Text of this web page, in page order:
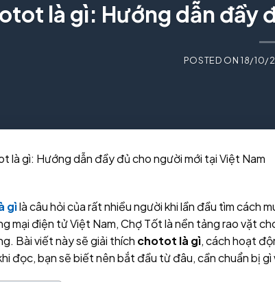
là gì: Hướng dẫn đầy
POSTED ON18/10/
là gì: Hướng dẫn đầy đủ cho người mới tại Việt Nam
gìlà câu hỏi của rất nhiều người khi lần đầu tìm cách
mại điện tử Việt Nam, Chợ Tốt là nền tảng rao vặt
Bài viết này sẽ giải thích chotot là gì, cách hoạt
đọc, bạn sẽ biết nên bắt đầu từ đâu, cần chuẩn bị gì